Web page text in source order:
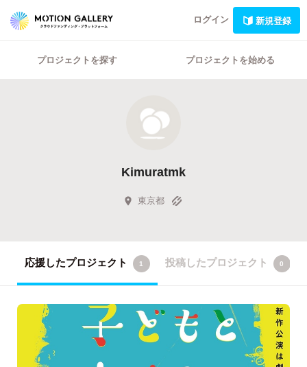
ログイン 新規登録
プロジェクトを探す プロジェクトを始める
Kimuratmk
東京都
応援したプロジェクト 1 投稿したプロジェクト 0